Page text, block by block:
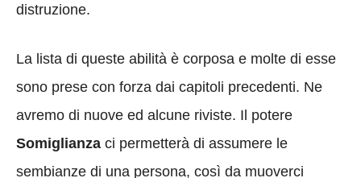
distruzione.
La lista di queste abilità è corposa e molte di esse
sono prese con forza dai capitoli precedenti. Ne
avremo di nuove ed alcune riviste. Il potere
Somiglianza ci permetterà di assumere le
sembianze di una persona, così da muoverci